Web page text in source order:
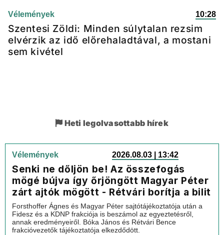
Vélemények 10:28
Szentesi Zöldi: Minden súlytalan rezsim
elvérzik az idő előrehaladtával, a mostani
sem kivétel
Heti legolvasottabb hírek
Vélemények 2026.08.03 | 13:42
Senki ne dőljön be! Az összefogás
mögé bújva így őrjöngött Magyar Péter
zárt ajtók mögött - Rétvári borítja a bilit
Forsthoffer Ágnes és Magyar Péter sajtótájékoztatója után a
Fidesz és a KDNP frakciója is beszámol az egyeztetésről,
annak eredményeiről. Bóka János és Rétvári Bence
frakcióvezetők tájékoztatója elkezdődött.